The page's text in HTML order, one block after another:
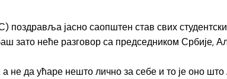
јасно саопштен став свих
зато неће разговор са председником Србије,
а не да ућаре нешто лично за себе и то је оно